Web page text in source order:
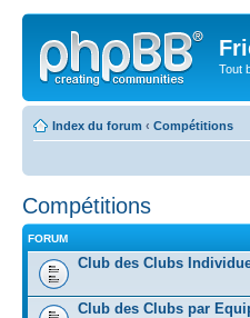
Tout
Index du forum ‹ Compétitions
Compétitions
FORUM
Club des Clubs
Club des Clubs par